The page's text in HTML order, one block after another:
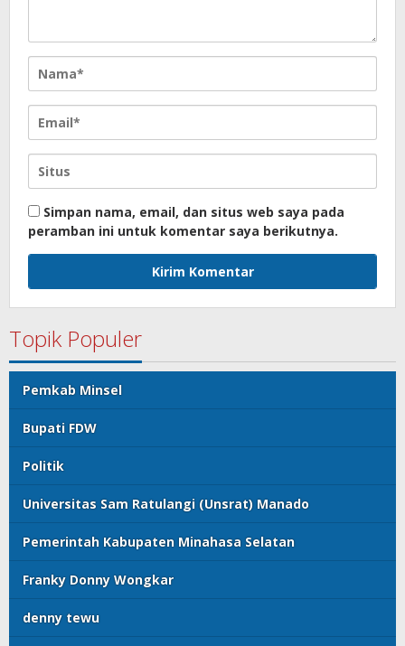
Simpan nama, email, dan situs web saya pada
peramban ini untuk komentar saya berikutnya.
Topik Populer
Pemkab Minsel
Bupati FDW
Politik
Universitas Sam Ratulangi (Unsrat) Manado
Pemerintah Kabupaten Minahasa Selatan
Franky Donny Wongkar
denny tewu